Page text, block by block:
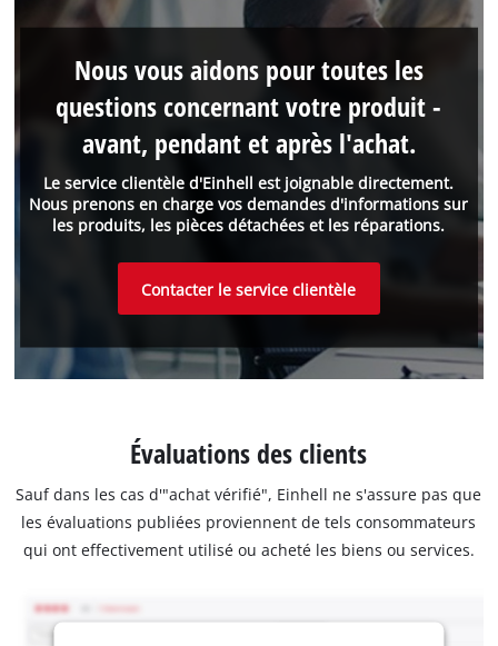
Le service clientèle d'Einhell est joignable directement.
Nous prenons en charge vos demandes d'informations sur
les produits, les pièces détachées et les réparations.
Nous vous aidons pour toutes les
questions concernant votre produit -
avant, pendant et après l'achat.
Contacter le service clientèle
Évaluations des clients
Sauf dans les cas d'"achat vérifié", Einhell ne s'assure pas que
les évaluations publiées proviennent de tels consommateurs
qui ont effectivement utilisé ou acheté les biens ou services.